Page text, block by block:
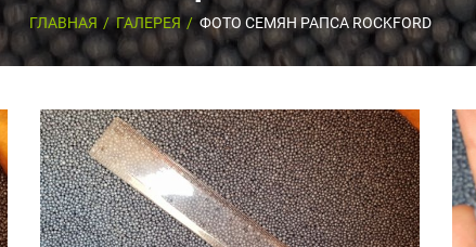
ГЛАВНАЯ ГАЛЕРЕЯ ФОТО СЕМЯН РАПСА ROCKFORD